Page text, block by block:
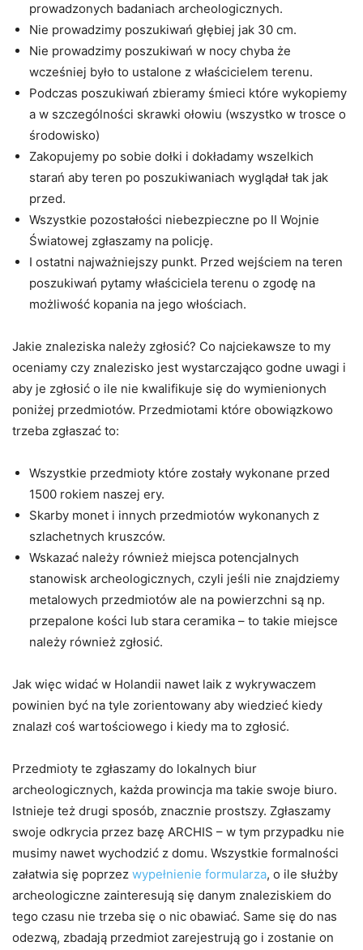
prowadzonych badaniach archeologicznych.
Nie prowadzimy poszukiwań głębiej jak 30 cm.
Nie prowadzimy poszukiwań w nocy chyba że
wcześniej było to ustalone z właścicielem terenu.
Podczas poszukiwań zbieramy śmieci które wykopiemy
a w szczególności skrawki ołowiu (wszystko w trosce o
środowisko)
Zakopujemy po sobie dołki i dokładamy wszelkich
starań aby teren po poszukiwaniach wyglądał tak jak
przed.
Wszystkie pozostałości niebezpieczne po II Wojnie
Światowej zgłaszamy na policję.
I ostatni najważniejszy punkt. Przed wejściem na teren
poszukiwań pytamy właściciela terenu o zgodę na
możliwość kopania na jego włościach.
Jakie znaleziska należy zgłosić? Co najciekawsze to my
oceniamy czy znalezisko jest wystarczająco godne uwagi i
aby je zgłosić o ile nie kwalifikuje się do wymienionych
poniżej przedmiotów. Przedmiotami które obowiązkowo
trzeba zgłaszać to:
Wszystkie przedmioty które zostały wykonane przed
1500 rokiem naszej ery.
Skarby monet i innych przedmiotów wykonanych z
szlachetnych kruszców.
Wskazać należy również miejsca potencjalnych
stanowisk archeologicznych, czyli jeśli nie znajdziemy
metalowych przedmiotów ale na powierzchni są np.
przepalone kości lub stara ceramika – to takie miejsce
należy również zgłosić.
Jak więc widać w Holandii nawet laik z wykrywaczem
powinien być na tyle zorientowany aby wiedzieć kiedy
znalazł coś wartościowego i kiedy ma to zgłosić.
Przedmioty te zgłaszamy do lokalnych biur
archeologicznych, każda prowincja ma takie swoje biuro.
Istnieje też drugi sposób, znacznie prostszy. Zgłaszamy
swoje odkrycia przez bazę ARCHIS – w tym przypadku nie
musimy nawet wychodzić z domu. Wszystkie formalności
załatwia się poprzez wypełnienie formularza, o ile służby
archeologiczne zainteresują się danym znaleziskiem do
tego czasu nie trzeba się o nic obawiać. Same się do nas
odezwą, zbadają przedmiot zarejestrują go i zostanie on